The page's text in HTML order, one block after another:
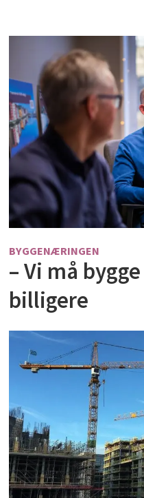
BYGGENÆRINGEN
– Vi må
billigere